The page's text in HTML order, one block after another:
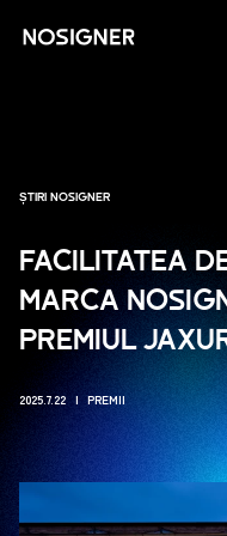
ACASĂ
ȘTIRI NOSIGNER
FACILITATEA
MARCA
PREMIUL
2025.7.22 PREMII